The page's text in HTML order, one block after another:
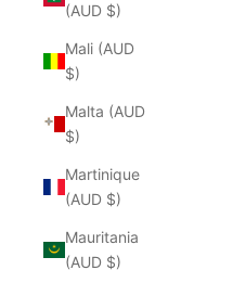
(AUD $)
Mali (AUD
$)
Malta (AUD
$)
Martinique
(AUD $)
Mauritania
(AUD $)